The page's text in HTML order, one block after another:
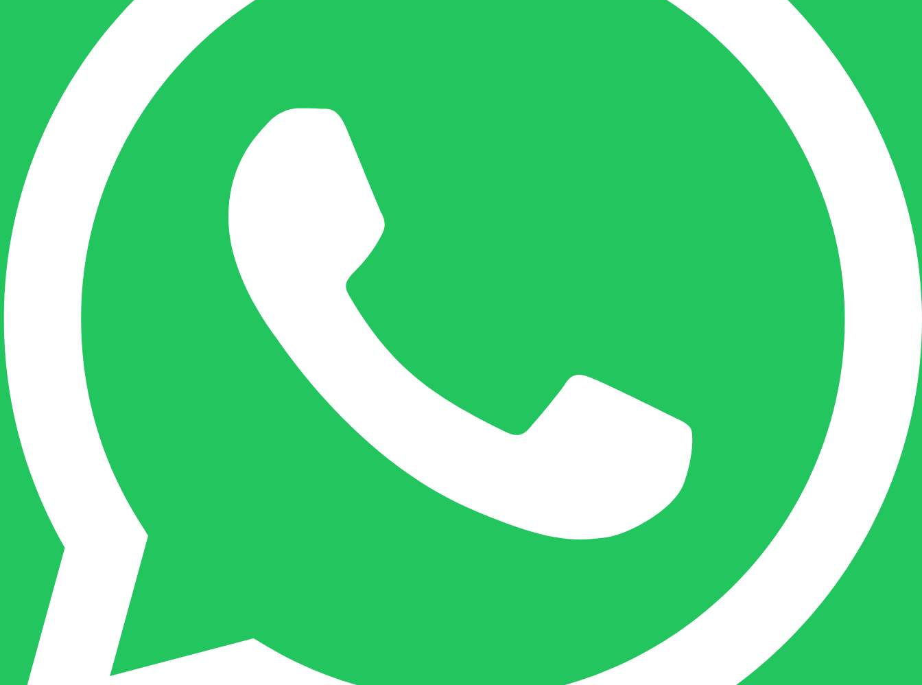
benaderen en zal altijd haar uiterste best
doen u zo snel mogelijk een antwoord op
Gilles is de aangewezen persoon als u een
kopie toe te sturen van een levering of een
Eigenaar BELOFE Nederland
femke@belofe.com
+31(0)6 1038 3901
Femke is het aanspreekpunt voor
chocolaterieën en patisserieën in Brabant
en Limburg, maar ook bij beauty en ander
soortgelijke zaken in Nederland komt
Naast dit houdt deze crea-bea zich voor en
achter de schermen ook nog bezig met de
webwinkel www.belofe.com en social